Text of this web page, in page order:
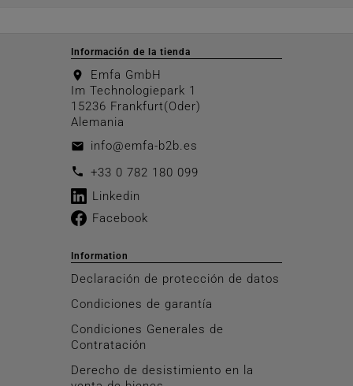
Información de la tienda
location_on
Emfa GmbH
Im Technologiepark 1
15236 Frankfurt(Oder)
Alemania
email info@emfa-b2b.es
call +33 0 782 180 099
Linkedin
Facebook
Information
Declaración de protección de datos
Condiciones de garantía
Condiciones Generales de
Contratación
Derecho de desistimiento en la